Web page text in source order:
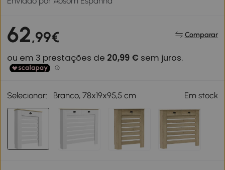
62,99€ Comparar
Selecionar: Branco, 78x19x95,5 cm Em stock